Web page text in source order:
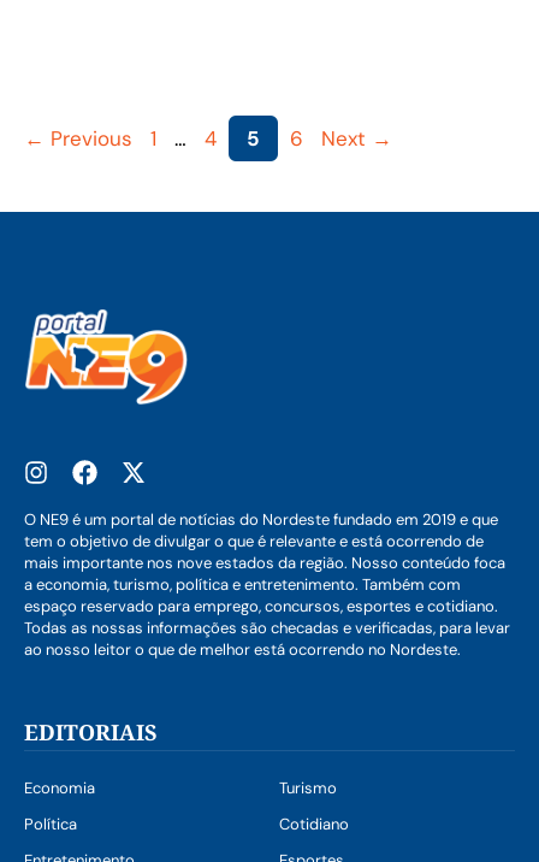
← Previous Page
1 … Page
4 Page
5 Page
6 Next →
O NE9 é um portal de notícias do Nordeste fundado em 2019 e que
tem o objetivo de divulgar o que é relevante e está ocorrendo de
mais importante nos nove estados da região. Nosso conteúdo foca
a economia, turismo, política e entretenimento. Também com
espaço reservado para emprego, concursos, esportes e cotidiano.
Todas as nossas informações são checadas e verificadas, para levar
ao nosso leitor o que de melhor está ocorrendo no Nordeste.
EDITORIAIS
Economia
Turismo
Política
Cotidiano